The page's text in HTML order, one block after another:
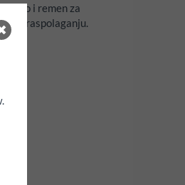
kao i remen za
na raspolaganju.